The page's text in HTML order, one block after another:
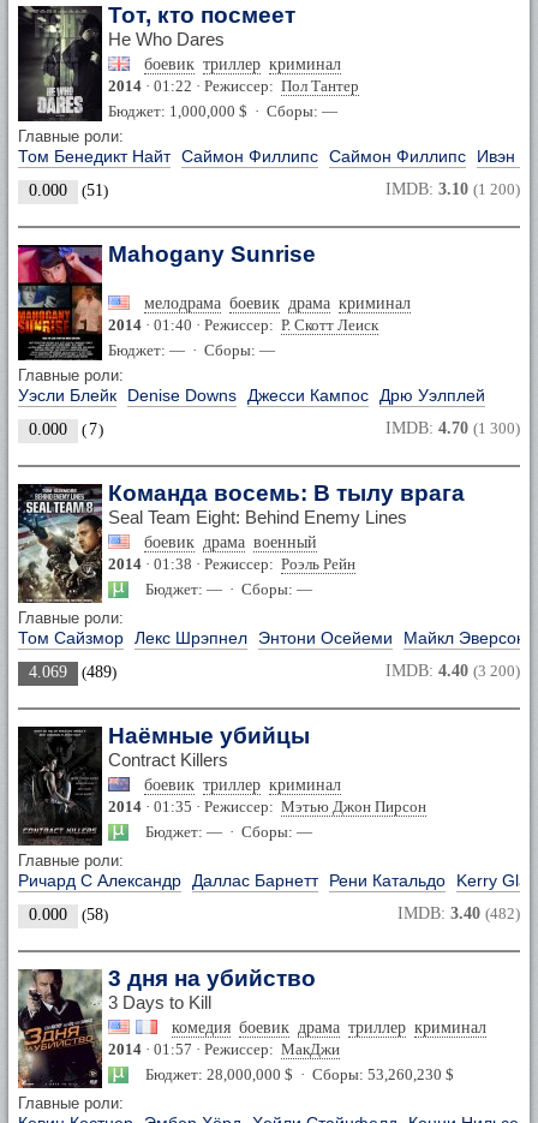
Тот, кто посмеет
He Who Dares
боевик триллер криминал
2014 · 01:22 · Режиссер: Пол Тантер
Бюджет: 1,000,000 $ · Сборы: —
Главные роли:
Том Бенедикт Найт Саймон Филлипс Саймон Филлипс Ивэн
0.000 (51) IMDB: 3.10 (1 200)
Mahogany Sunrise
мелодрама боевик драма криминал
2014 · 01:40 · Режиссер: Р. Скотт Леиск
Бюджет: — · Сборы: —
Главные роли:
Уэсли Блейк Denise Downs Джесси Кампос Дрю Уэлплей
0.000 ( 7) IMDB: 4.70 (1 300)
Команда восемь: В тылу врага
Seal Team Eight: Behind Enemy Lines
боевик драма военный
2014 · 01:38 · Режиссер: Роэль Рейн
Бюджет: — · Сборы: —
Главные роли:
Том Сайзмор Лекс Шрэпнел Энтони Осейеми Майкл Эверсон
4.069 (489) IMDB: 4.40 (3 200)
Наёмные убийцы
Contract Killers
боевик триллер криминал
2014 · 01:35 · Режиссер: Мэтью Джон Пирсон
Бюджет: — · Сборы: —
Главные роли:
Ричард С Александр Даллас Барнетт Рени Катальдо Kerry
0.000 (58) IMDB: 3.40 (482)
3 дня на убийство
3 Days to Kill
комедия боевик драма триллер криминал
2014 · 01:57 · Режиссер: МакДжи
Бюджет: 28,000,000 $ · Сборы: 53,260,230 $
Главные роли: